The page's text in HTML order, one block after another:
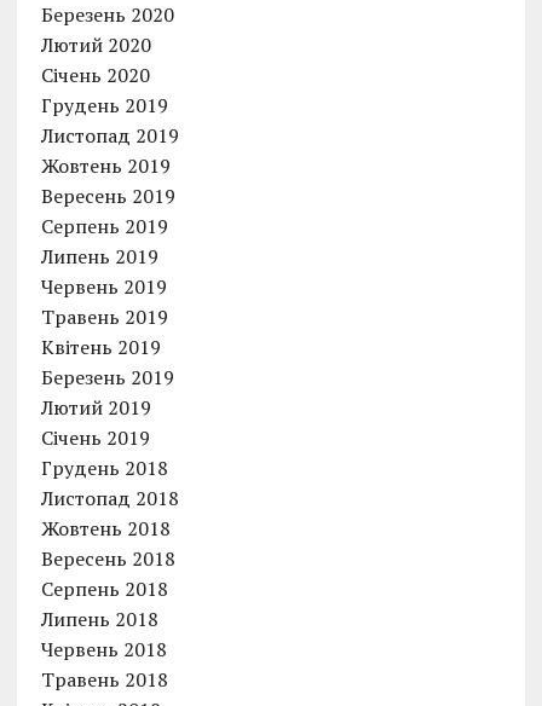
Березень 2020
Лютий 2020
Січень 2020
Грудень 2019
Листопад 2019
Жовтень 2019
Вересень 2019
Серпень 2019
Липень 2019
Червень 2019
Травень 2019
Квітень 2019
Березень 2019
Лютий 2019
Січень 2019
Грудень 2018
Листопад 2018
Жовтень 2018
Вересень 2018
Серпень 2018
Липень 2018
Червень 2018
Травень 2018